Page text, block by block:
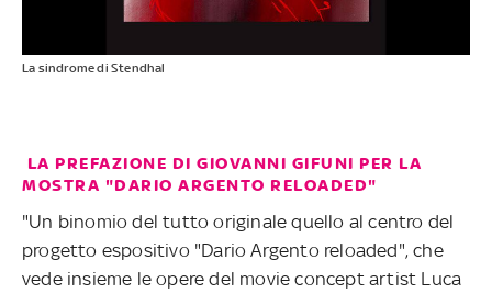
La sindrome di Stendhal
LA PREFAZIONE DI GIOVANNI GIFUNI PER LA
MOSTRA "DARIO ARGENTO RELOADED"
"Un binomio del tutto originale quello al centro del
progetto espositivo "Dario Argento reloaded", che
vede insieme le opere del movie concept artist Luca